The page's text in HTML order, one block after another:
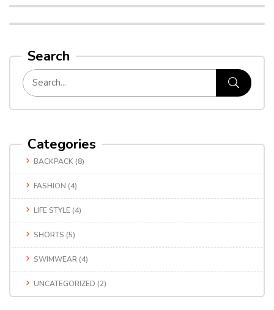
Search
Categories
BACKPACK (8)
FASHION (4)
LIFE STYLE (4)
SHORTS (5)
SWIMWEAR (4)
UNCATEGORIZED (2)